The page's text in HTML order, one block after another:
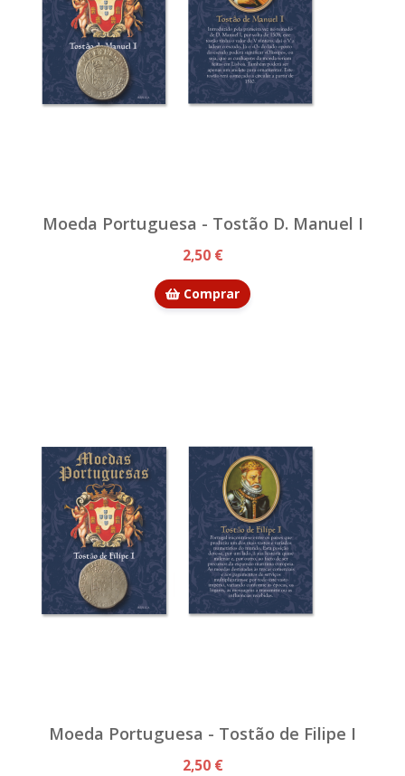
Moeda Portuguesa - Tostão D. Manuel I
2,50 €
Comprar
Moeda Portuguesa - Tostão de Filipe I
2,50 €